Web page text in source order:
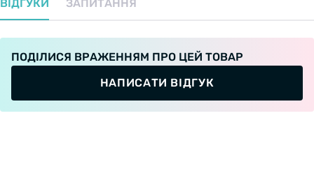
ВІДГУКИ ЗАПИТАННЯ
ПОДІЛИСЯ ВРАЖЕННЯМ ПРО ЦЕЙ ТОВАР
НАПИСАТИ ВІДГУК